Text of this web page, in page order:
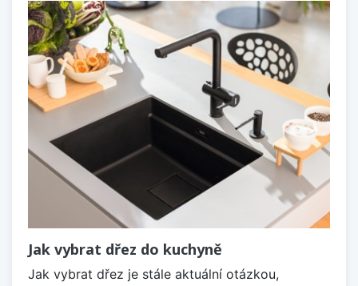
Jak vybrat dřez do kuchyně
Jak vybrat dřez je stále aktuální otázkou,